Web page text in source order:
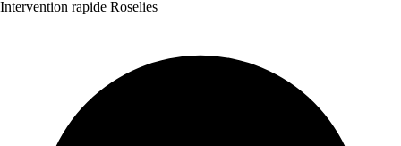
Intervention rapide Roselies